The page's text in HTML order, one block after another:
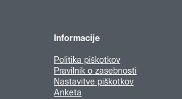
Informacije
Politika piškotkov
Pravilnik o zasebnosti
Nastavitve piškotkov
Anketa